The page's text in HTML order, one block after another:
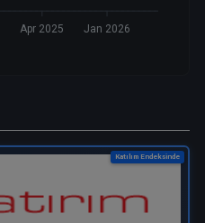
Apr 2025 Jan 2026
Katılım Endeksinde